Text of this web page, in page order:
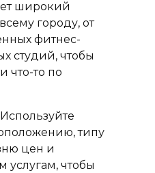
широкий
городу, от
фитнес-
студий, чтобы
что-то по
типу
цен и
услугам, чтобы